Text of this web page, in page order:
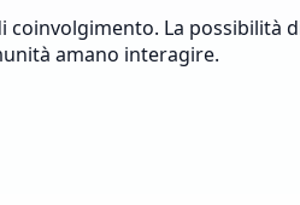
La possibilità
amano interagire.